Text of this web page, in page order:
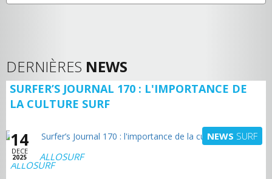
DERNIÈRES NEWS
SURFER’S JOURNAL 170 : L'IMPORTANCE DE
LA CULTURE SURF
14
DECE
2025
NEWS SURF
ALLOSURF